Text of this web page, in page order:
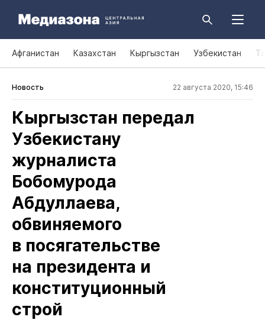
Афганистан Казахстан Кыргызстан Узбекистан
Новость 22 августа 2020, 15:46
Кыргызстан передал
Узбекистану
журналиста
Бобомурода
Абдуллаева,
обвиняемого
в посягательстве
на президента и
конституционный
строй